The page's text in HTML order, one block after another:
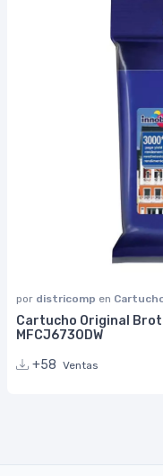
por districomp en
Cartucho Original
MFCJ6730DW
+58 Ventas